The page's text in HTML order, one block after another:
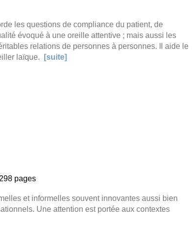
les questions de compliance du patient, de
évoqué à une oreille attentive ; mais aussi les
relations de personnes à personnes. Il aide le
laïque.
[suite]
pages
et informelles souvent innovantes aussi bien
Une attention est portée aux contextes